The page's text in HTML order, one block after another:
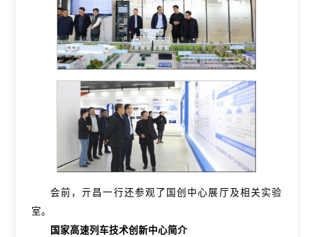
会前，亓昌一行还参观了国创中心展厅及相关实验
室。
国家高速列车技术创新中心简介